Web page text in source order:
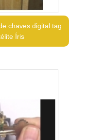
chaves digital tag
Íris